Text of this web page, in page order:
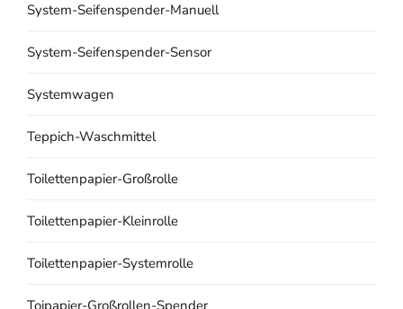
System-Seifenspender-Manuell
System-Seifenspender-Sensor
Systemwagen
Teppich-Waschmittel
Toilettenpapier-Großrolle
Toilettenpapier-Kleinrolle
Toilettenpapier-Systemrolle